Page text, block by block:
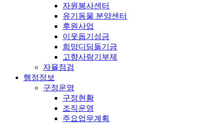
자원봉사센터
유기동물 분양센터
후원사업
이웃돕기성금
희망디딤돌기금
고향사랑기부제
자율점검
행정정보
구정운영
구정현황
조직운영
주요업무계획